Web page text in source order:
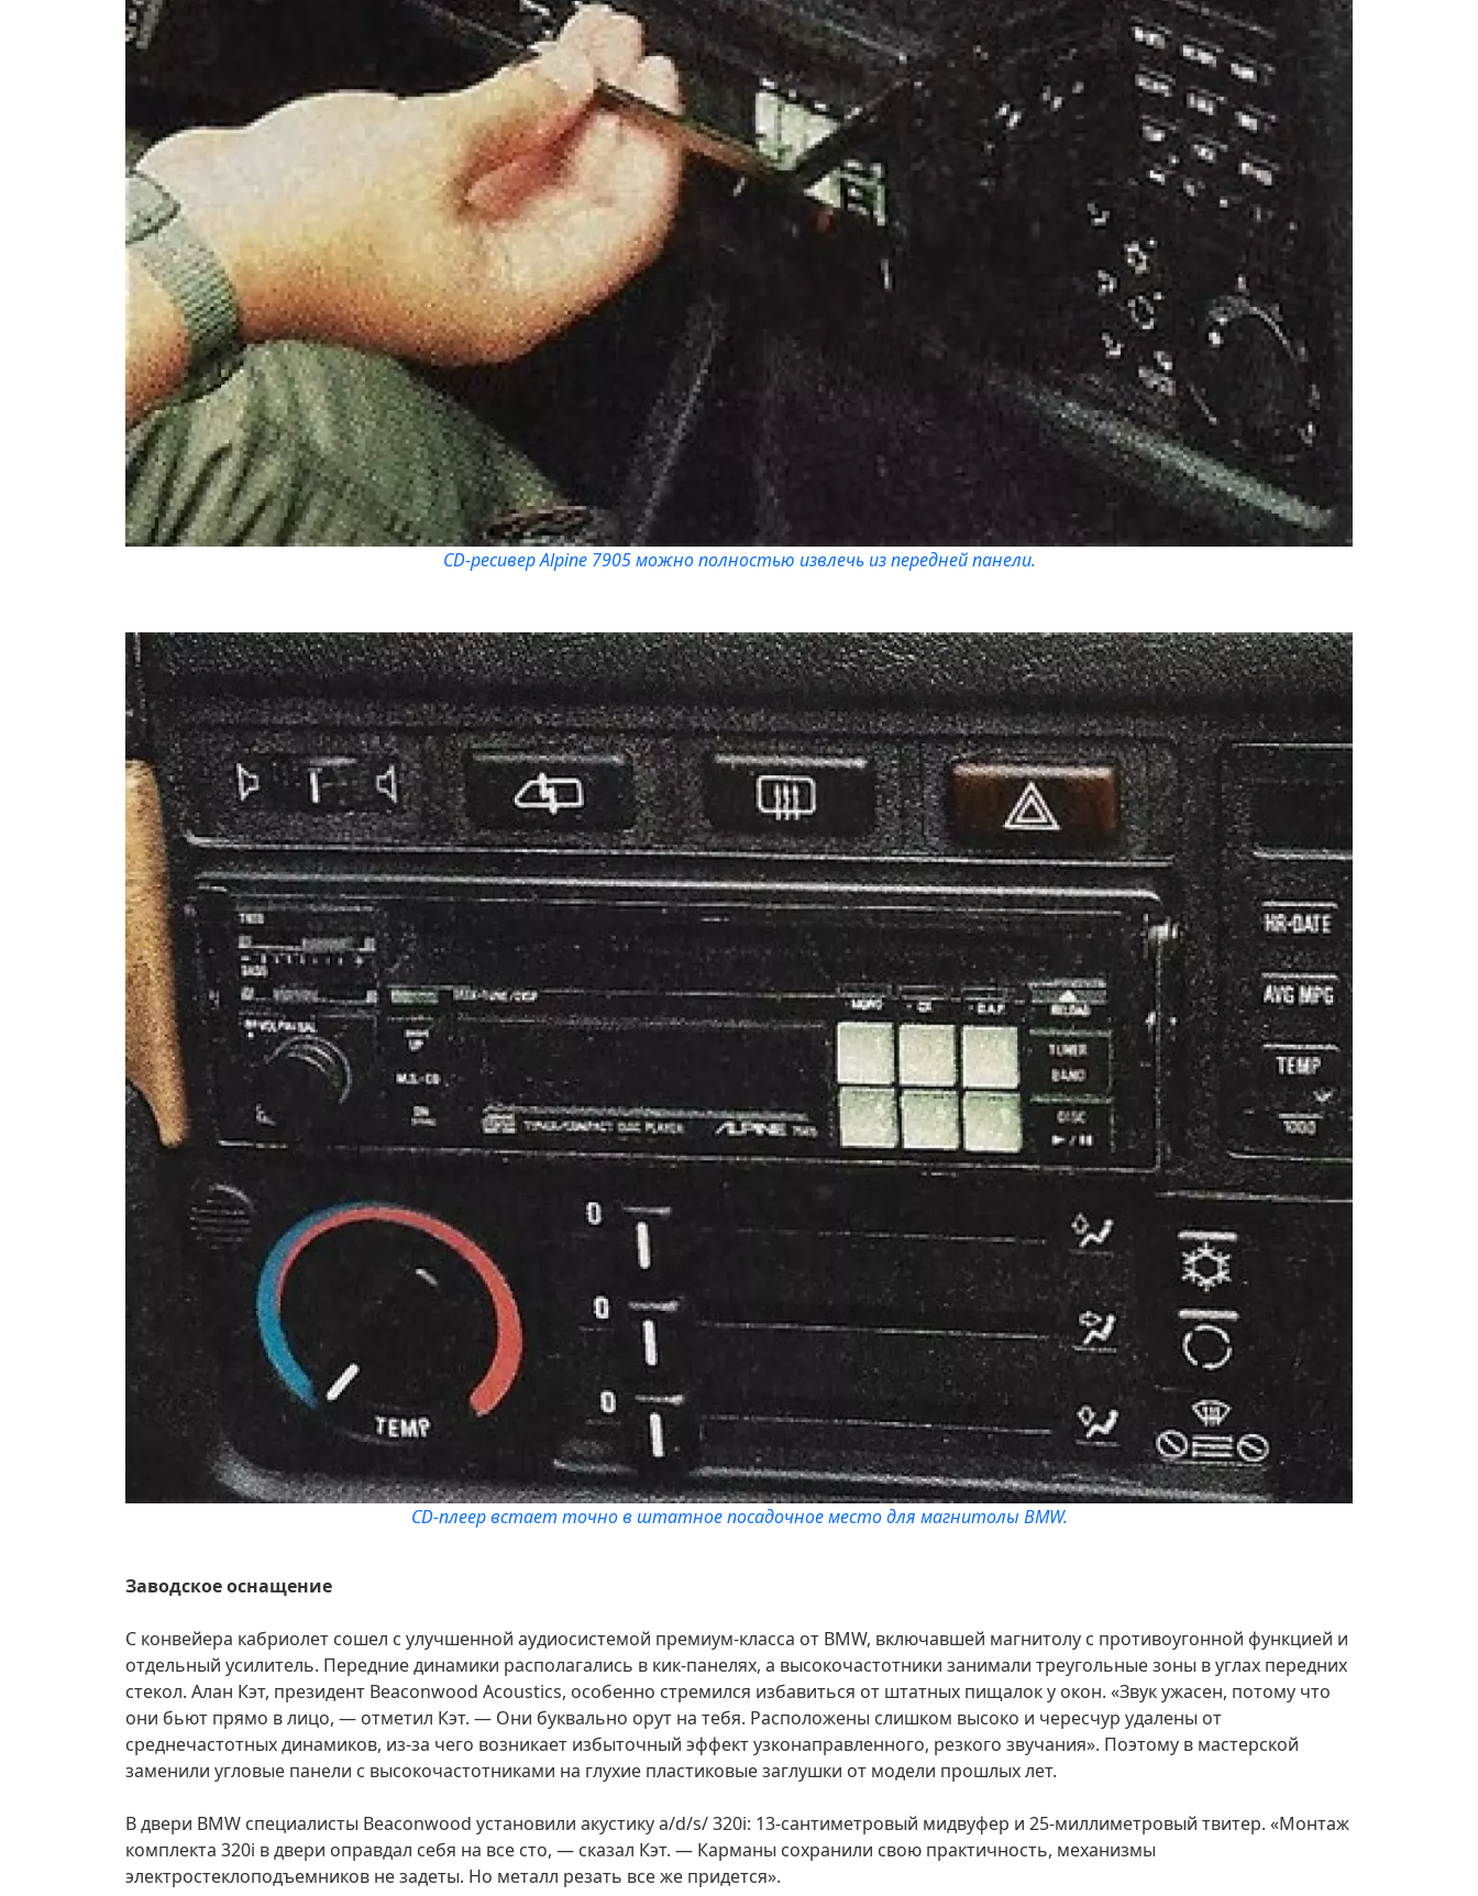
CD-ресивер Alpine 7905 можно полностью извлечь из передней панели.
CD-плеер встает точно в штатное посадочное место для магнитолы BMW.
Заводское оснащение
С конвейера кабриолет сошел с улучшенной аудиосистемой премиум-класса от BMW, включавшей магнитолу с противоугонной функцией и
отдельный усилитель. Передние динамики располагались в кик-панелях, а высокочастотники занимали треугольные зоны в углах передних
стекол. Алан Кэт, президент Beaconwood Acoustics, особенно стремился избавиться от штатных пищалок у окон. «Звук ужасен, потому что
они бьют прямо в лицо, — отметил Кэт. — Они буквально орут на тебя. Расположены слишком высоко и чересчур удалены от
среднечастотных динамиков, из-за чего возникает избыточный эффект узконаправленного, резкого звучания». Поэтому в мастерской
заменили угловые панели с высокочастотниками на глухие пластиковые заглушки от модели прошлых лет.
В двери BMW специалисты Beaconwood установили акустику a/d/s/ 320i: 13-сантиметровый мидвуфер и 25-миллиметровый твитер. «Монтаж
комплекта 320i в двери оправдал себя на все сто, — сказал Кэт. — Карманы сохранили свою практичность, механизмы
электростеклоподъемников не задеты. Но металл резать все же придется».